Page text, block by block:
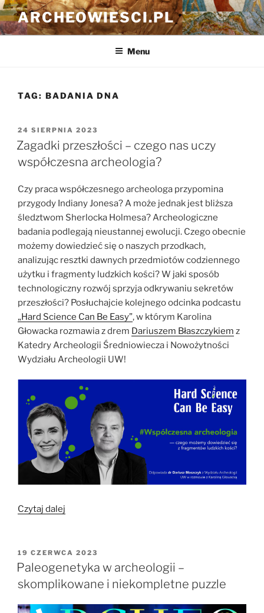
Przejdź
do
treści
ARCHEOWIESCI.PL
Menu
TAG: BADANIA DNA
OPUBLIKOWANE
W
24 SIERPNIA 2023
Zagadki przeszłości – czego nas uczy
współczesna archeologia?
Czy praca współczesnego archeologa przypomina
przygody Indiany Jonesa? A może jednak jest bliższa
śledztwom Sherlocka Holmesa? Archeologiczne
badania podlegają nieustannej ewolucji. Czego obecnie
możemy dowiedzieć się o naszych przodkach,
analizując resztki dawnych przedmiotów codziennego
użytku i fragmenty ludzkich kości? W jaki sposób
technologiczny rozwój sprzyja odkrywaniu sekretów
przeszłości? Posłuchajcie kolejnego odcinka podcastu
„Hard Science Can Be Easy”, w którym Karolina
Głowacka rozmawia z drem Dariuszem Błaszczykiem z
Katedry Archeologii Średniowiecza i Nowożytności
Wydziału Archeologii UW!
Czytaj dalej
czego
nas
uczy
archeologia?”
OPUBLIKOWANE
W
19 CZERWCA 2023
Paleogenetyka w archeologii –
skomplikowane i niekompletne puzzle